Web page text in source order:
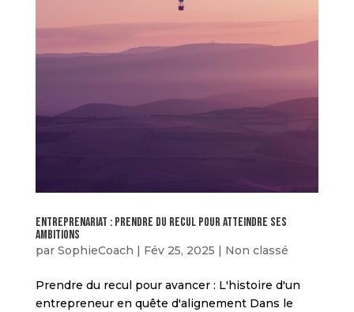
entreprenariat : prendre du recul pour atteindre ses
ambitions
par SophieCoach | Fév 25, 2025 | Non classé
Prendre du recul pour avancer : L'histoire d'un
entrepreneur en quête d'alignement Dans le